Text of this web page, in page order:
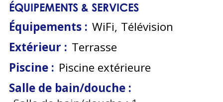
ÉQUIPEMENTS & SERVICES
Équipements : WiFi Télévision
Extérieur : Terrasse
Piscine : Piscine extérieure
Salle de bain/douche :